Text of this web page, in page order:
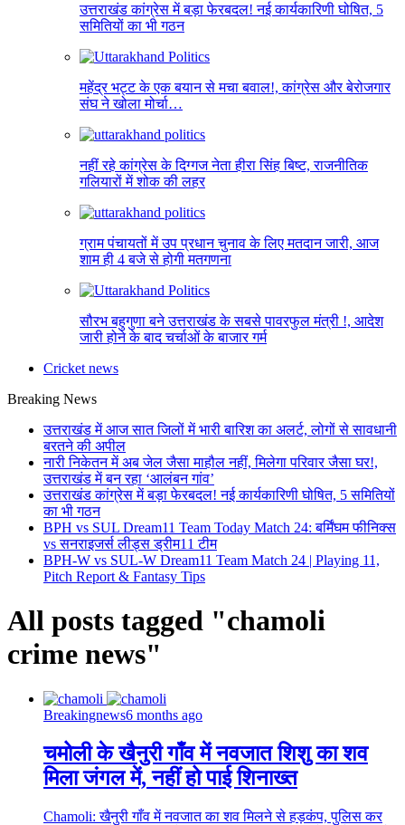
उत्तराखंड कांग्रेस में बड़ा फेरबदल! नई कार्यकारिणी घोषित, 5
समितियों का भी गठन
महेंद्र भट्ट के एक बयान से मचा बवाल!, कांग्रेस और बेरोजगार
संघ ने खोला मोर्चा…
नहीं रहे कांग्रेस के दिग्गज नेता हीरा सिंह बिष्ट, राजनीतिक
गलियारों में शोक की लहर
ग्राम पंचायतों में उप प्रधान चुनाव के लिए मतदान जारी, आज
शाम ही 4 बजे से होगी मतगणना
सौरभ बहुगुणा बने उत्तराखंड के सबसे पावरफुल मंत्री !, आदेश
जारी होने के बाद चर्चाओं के बाजार गर्म
Cricket news
Breaking News
उत्तराखंड में आज सात जिलों में भारी बारिश का अलर्ट, लोगों से सावधानी
बरतने की अपील
नारी निकेतन में अब जेल जैसा माहौल नहीं, मिलेगा परिवार जैसा घर!,
उत्तराखंड में बन रहा ‘आलंबन गांव’
उत्तराखंड कांग्रेस में बड़ा फेरबदल! नई कार्यकारिणी घोषित, 5 समितियों
का भी गठन
BPH vs SUL Dream11 Team Today Match 24: बर्मिंघम फीनिक्स
vs सनराइजर्स लीड्स ड्रीम11 टीम
BPH-W vs SUL-W Dream11 Team Match 24 | Playing 11,
Pitch Report & Fantasy Tips
All posts tagged "chamoli
crime news"
Breakingnews6 months ago
चमोली के खैनुरी गाँव में नवजात शिशु का शव
मिला जंगल में, नहीं हो पाई शिनाख्त
Chamoli: खैनुरी गाँव में नवजात का शव मिलने से हड़कंप, पुलिस कर